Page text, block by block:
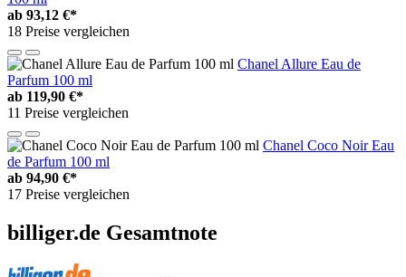
ab 93,12 €*
18 Preise vergleichen
Chanel Allure Eau de
Parfum 100 ml
ab 119,90 €*
11 Preise vergleichen
Chanel Coco Noir Eau
de Parfum 100 ml
ab 94,90 €*
17 Preise vergleichen
billiger.de Gesamtnote